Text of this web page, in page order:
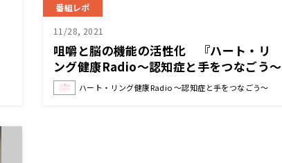
番組レポ
11/28, 2021
咀嚼と脳の機能の活性化 『ハート・リ
ング健康Radio～認知症と手をつなごう〜
』
ハート・リング健康Radio ～認知症と手をつなごう～